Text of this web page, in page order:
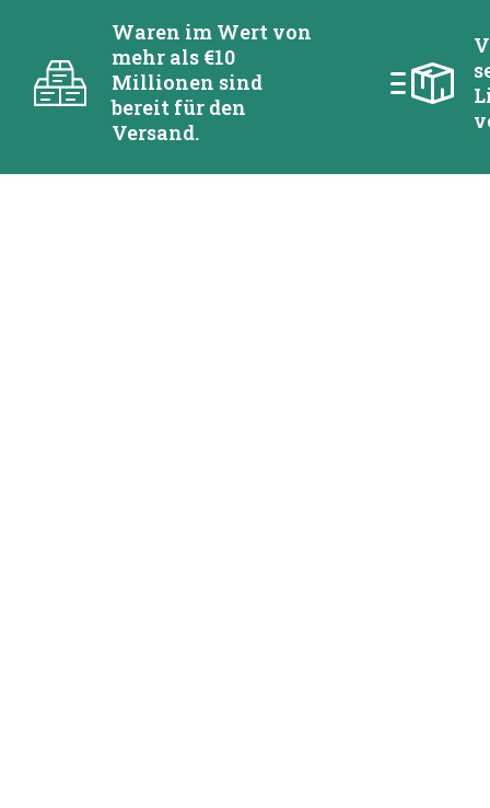
Waren im Wert von
mehr als €10
Millionen sind
bereit für den
Versand.